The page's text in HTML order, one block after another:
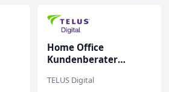
Home Office
Kundenberater
renommiertes
TELUS Digital